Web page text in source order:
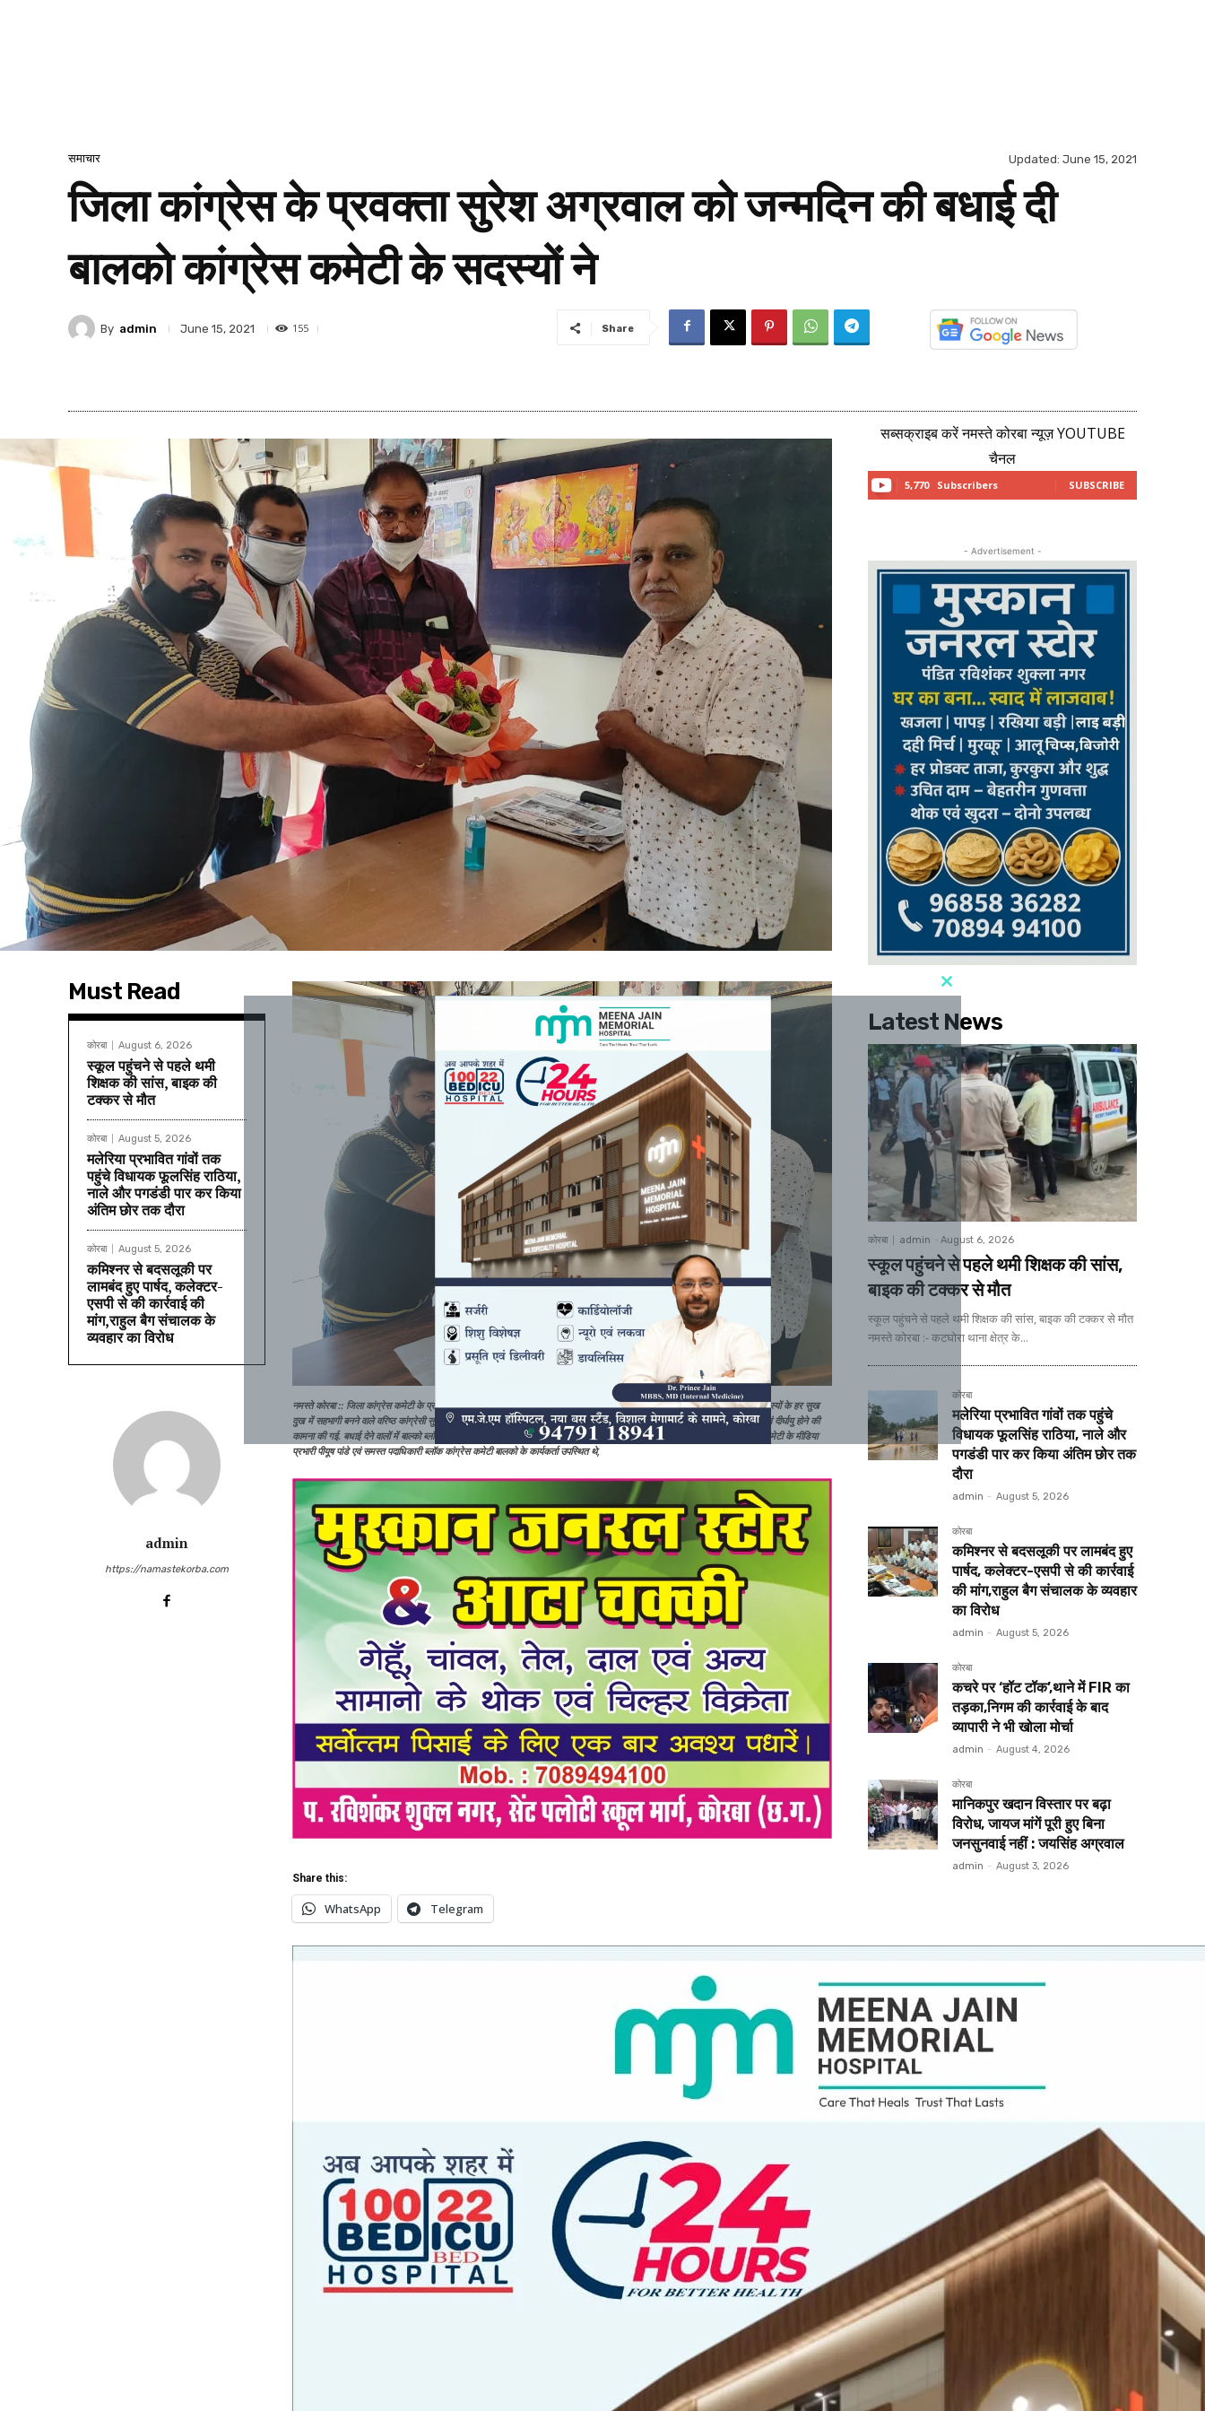
समाचार Updated: June 15, 2021
जिला कांग्रेस के प्रवक्ता सुरेश अग्रवाल को जन्मदिन की बधाई दी
बालको कांग्रेस कमेटी के सदस्यों ने
By admin June 15, 2021 155 Share
Must Read
कोरबा August 6, 2026
स्कूल पहुंचने से पहले थमी
शिक्षक की सांस, बाइक की
टक्कर से मौत
कोरबा August 5, 2026
मलेरिया प्रभावित गांवों तक
पहुंचे विधायक फूलसिंह राठिया,
नाले और पगडंडी पार कर किया
अंतिम छोर तक दौरा
कोरबा August 5, 2026
कमिश्नर से बदसलूकी पर
लामबंद हुए पार्षद, कलेक्टर-
एसपी से की कार्रवाई की
मांग,राहुल बैग संचालक के
व्यवहार का विरोध
admin
https://namastekorba.com
नमस्ते कोरबा :: जिला कांग्रेस कमेटी के प्रवक्ता एवं राजस्व मंत्री जयसिंह अग्रवाल के निज सहायक.मृदुभाषी.मिलनसार एवं कांग्रेस परिवार के सदस्यों के हर सुख
दुख में सहभागी बनने वाले वरिष्ठ कांग्रेसी सुरेश अग्रवाल को बाल्को ब्लॉक कांग्रेस कमेटी के द्वारा जन्मदिन की बधाई देते हुए उनके उत्तम स्वास्थ्य एवं दीर्घायु होने की
कामना की गई. बधाई देने वालों में बाल्को ब्लॉक कांग्रेस अध्यक्ष दुष्यंत शर्मा संयुक्त महामंत्री प्रभात डड़सेना सचिव नूर आबदीन एवं जिला कांग्रेस कमेटी के मीडिया
प्रभारी पीयूष पांडे एवं समस्त पदाधिकारी ब्लॉक कांग्रेस कमेटी बालको के कार्यकर्ता उपस्थित थे,
Share this:
WhatsApp Telegram
सब्सक्राइब करें नमस्ते कोरबा न्यूज़ YOUTUBE
चैनल
5,770 Subscribers SUBSCRIBE
- Advertisement -
Latest News
कोरबा admin August 6, 2026
स्कूल पहुंचने से पहले थमी शिक्षक की सांस,
बाइक की टक्कर से मौत
स्कूल पहुंचने से पहले थमी शिक्षक की सांस, बाइक की टक्कर से मौत
नमस्ते कोरबा :- कटघोरा थाना क्षेत्र के...
कोरबा
मलेरिया प्रभावित गांवों तक पहुंचे
विधायक फूलसिंह राठिया, नाले और
पगडंडी पार कर किया अंतिम छोर तक
दौरा
admin - August 5, 2026
कोरबा
कमिश्नर से बदसलूकी पर लामबंद हुए
पार्षद, कलेक्टर-एसपी से की कार्रवाई
की मांग,राहुल बैग संचालक के व्यवहार
का विरोध
admin - August 5, 2026
कोरबा
कचरे पर ‘हॉट टॉक’,थाने में FIR का
तड़का,निगम की कार्रवाई के बाद
व्यापारी ने भी खोला मोर्चा
admin - August 4, 2026
कोरबा
मानिकपुर खदान विस्तार पर बढ़ा
विरोध, जायज मांगें पूरी हुए बिना
जनसुनवाई नहीं : जयसिंह अग्रवाल
admin - August 3, 2026